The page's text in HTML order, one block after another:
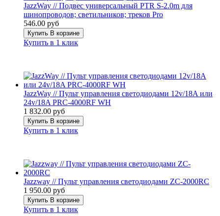
JazzWay // Подвес универсальный PTR S-2.0m для
шинопроводов; светильников; треков Pro
546.00 руб
Купить В корзине
Купить в 1 клик
JazzWay // Пульт управления светодиодами 12v/18A или
24v/18A PRC-4000RF WH
1 832.00 руб
Купить В корзине
Купить в 1 клик
Jazzway // Пульт управления светодиодами ZC-2000RС
1 950.00 руб
Купить В корзине
Купить в 1 клик